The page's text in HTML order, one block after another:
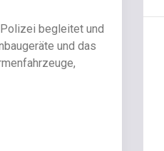
begleitet und
und das